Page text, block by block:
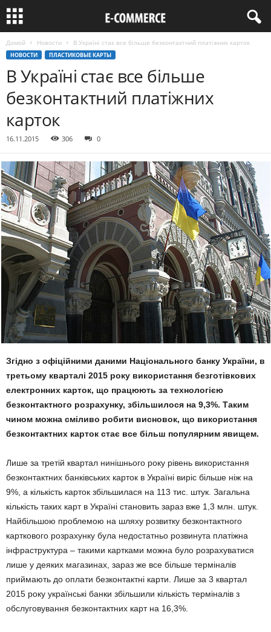
Домой Новости В Україні стає все більше безконтактний платіжних карток
НОВОСТИ ПЛАСТИКОВЫЕ КАРТЫ
В Україні стає все більше
безконтактний платіжних
карток
16.11.2015 306 0
Згідно з офіційними даними Національного банку України, в
третьому кварталі 2015 року використання безготівкових
електронних карток, що працюють за технологією
безконтактного розрахунку, збільшилося на 9,3%. Таким
чином можна сміливо робити висновок, що використання
безконтактних карток стає все більш популярним явищем.
Лише за третій квартал нинішнього року рівень використання
безконтактних банківських карток в Україні виріс більше ніж на
9%, а кількість карток збільшилася на 113 тис. штук. Загальна
кількість таких карт в Україні становить зараз вже 1,3 млн. штук.
Найбільшою проблемою на шляху розвитку безконтактного
карткового розрахунку була недостатньо розвинута платіжна
інфраструктура – такими картками можна було розрахуватися
лише у деяких магазинах, зараз же все більше терміналів
приймають до оплати безконтактні карти. Лише за 3 квартал
2015 року українські банки збільшили кількість терміналів з
обслуговування безконтактних карт на 16,3%.